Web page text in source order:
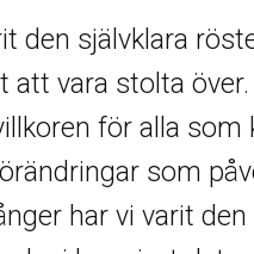
den självklara
vara stolta
för alla som
som
har vi varit